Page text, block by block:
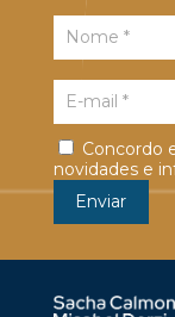
Concordo
novidades e